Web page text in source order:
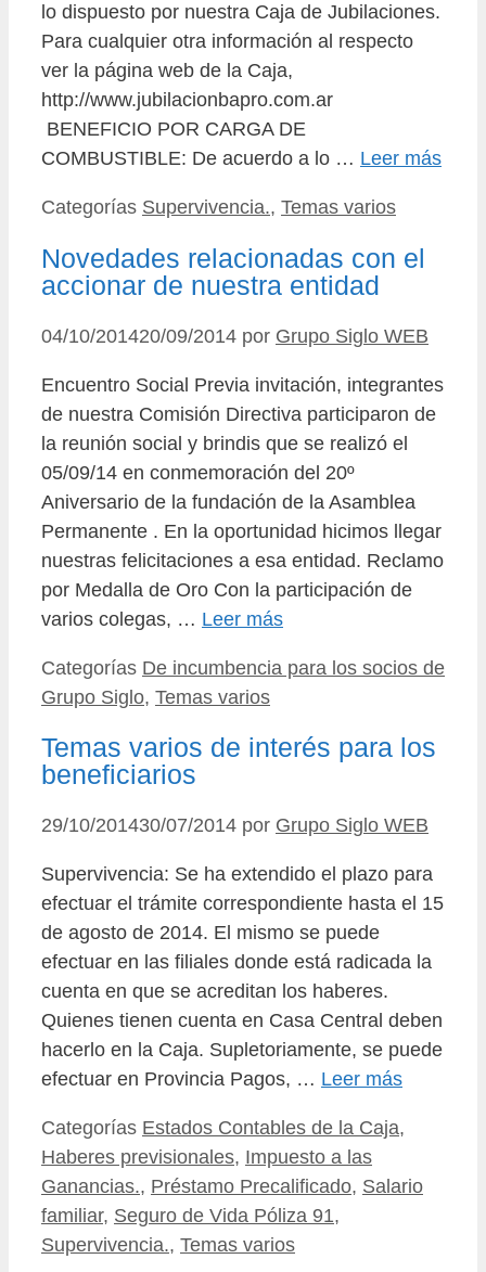
lo dispuesto por nuestra Caja de Jubilaciones.
Para cualquier otra información al respecto
ver la página web de la Caja,
http://www.jubilacionbapro.com.ar
BENEFICIO POR CARGA DE
COMBUSTIBLE: De acuerdo a lo … Leer más
Categorías Supervivencia., Temas varios
Novedades relacionadas con el
accionar de nuestra entidad
04/10/201420/09/2014 por Grupo Siglo WEB
Encuentro Social Previa invitación, integrantes
de nuestra Comisión Directiva participaron de
la reunión social y brindis que se realizó el
05/09/14 en conmemoración del 20º
Aniversario de la fundación de la Asamblea
Permanente . En la oportunidad hicimos llegar
nuestras felicitaciones a esa entidad. Reclamo
por Medalla de Oro Con la participación de
varios colegas, … Leer más
Categorías De incumbencia para los socios de
Grupo Siglo, Temas varios
Temas varios de interés para los
beneficiarios
29/10/201430/07/2014 por Grupo Siglo WEB
Supervivencia: Se ha extendido el plazo para
efectuar el trámite correspondiente hasta el 15
de agosto de 2014. El mismo se puede
efectuar en las filiales donde está radicada la
cuenta en que se acreditan los haberes.
Quienes tienen cuenta en Casa Central deben
hacerlo en la Caja. Supletoriamente, se puede
efectuar en Provincia Pagos, … Leer más
Categorías Estados Contables de la Caja,
Haberes previsionales, Impuesto a las
Ganancias., Préstamo Precalificado, Salario
familiar, Seguro de Vida Póliza 91,
Supervivencia., Temas varios